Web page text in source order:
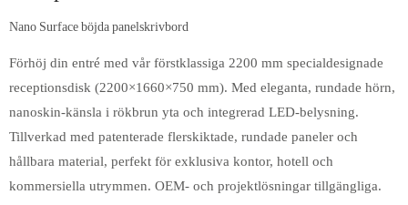
Nano Surface böjda panelskrivbord
Förhöj din entré med vår förstklassiga 2200 mm specialdesignade
receptionsdisk (2200×1660×750 mm). Med eleganta, rundade hörn,
nanoskin-känsla i rökbrun yta och integrerad LED-belysning.
Tillverkad med patenterade flerskiktade, rundade paneler och
hållbara material, perfekt för exklusiva kontor, hotell och
kommersiella utrymmen. OEM- och projektlösningar tillgängliga.